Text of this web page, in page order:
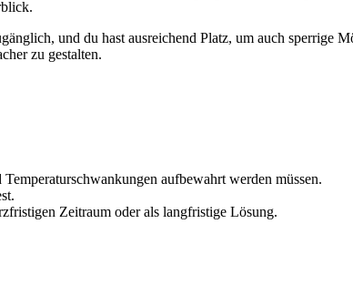
und du hast ausreichend Platz, um auch sperrige
zu gestalten.
aufbewahrt werden müssen.
Zeitraum oder als langfristige Lösung.